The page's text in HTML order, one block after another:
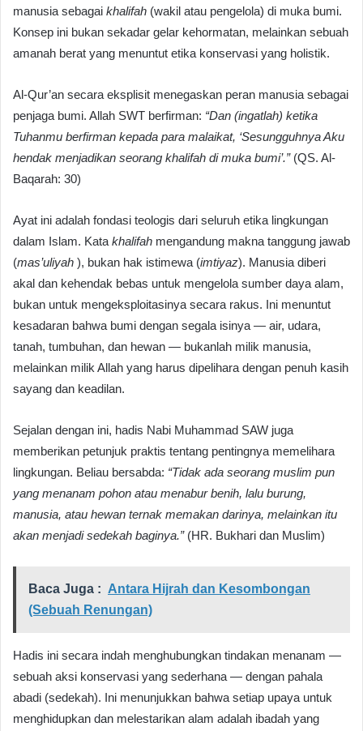
manusia sebagai khalifah (wakil atau pengelola) di muka bumi.
Konsep ini bukan sekadar gelar kehormatan, melainkan sebuah
amanah berat yang menuntut etika konservasi yang holistik.
Al-Qur’an secara eksplisit menegaskan peran manusia sebagai
penjaga bumi. Allah SWT berfirman: “Dan (ingatlah) ketika
Tuhanmu berfirman kepada para malaikat, ‘Sesungguhnya Aku
hendak menjadikan seorang khalifah di muka bumi’.”(QS. Al-
Baqarah: 30)
Ayat ini adalah fondasi teologis dari seluruh etika lingkungan
dalam Islam. Kata khalifah mengandung makna tanggung jawab
(mas’uliyah ), bukan hak istimewa (imtiyaz). Manusia diberi
akal dan kehendak bebas untuk mengelola sumber daya alam,
bukan untuk mengeksploitasinya secara rakus. Ini menuntut
kesadaran bahwa bumi dengan segala isinya — air, udara,
tanah, tumbuhan, dan hewan — bukanlah milik manusia,
melainkan milik Allah yang harus dipelihara dengan penuh kasih
sayang dan keadilan.
Sejalan dengan ini, hadis Nabi Muhammad SAW juga
memberikan petunjuk praktis tentang pentingnya memelihara
lingkungan. Beliau bersabda: “Tidak ada seorang muslim pun
yang menanam pohon atau menabur benih, lalu burung,
manusia, atau hewan ternak memakan darinya, melainkan itu
akan menjadi sedekah baginya.”(HR. Bukhari dan Muslim)
Baca Juga : Antara Hijrah dan Kesombongan
(Sebuah Renungan)
Hadis ini secara indah menghubungkan tindakan menanam —
sebuah aksi konservasi yang sederhana — dengan pahala
abadi (sedekah). Ini menunjukkan bahwa setiap upaya untuk
menghidupkan dan melestarikan alam adalah ibadah yang